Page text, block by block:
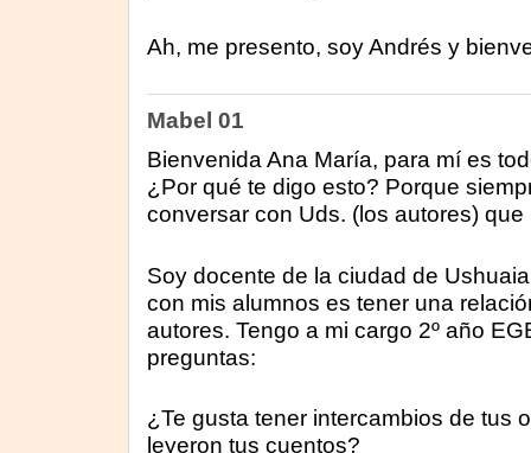
Ah, me presento, soy Andrés y
Mabel 01
Bienvenida Ana María, para mí es
¿Por qué te digo esto? Porque
conversar con Uds. (los autores) que
Soy docente de la ciudad de
con mis alumnos es tener una
autores. Tengo a mi cargo 2º año
preguntas:
¿Te gusta tener intercambios de tus
leyeron tus cuentos?